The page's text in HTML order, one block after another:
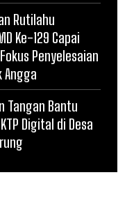
Rutilahu
Ke-129 Capai
Penyelesaian
Angga
Tangan Bantu
Digital di Desa